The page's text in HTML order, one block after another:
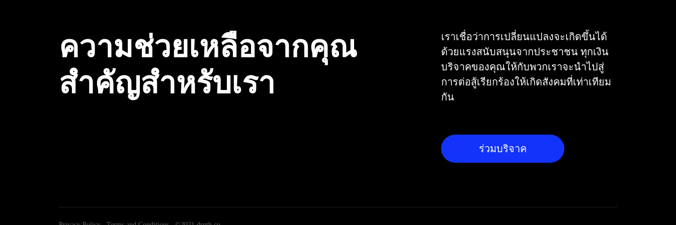
ความช่วยเหลือจากคุณ
สำคัญสำหรับเรา
เราเชื่อว่าการเปลี่ยนแปลงจะเกิดขึ้นได้
ด้วยแรงสนับสนุนจากประชาชน ทุกเงิน
บริจาคของคุณให้กับพวกเราจะนำไปสู่
การต่อสู้เรียกร้องให้เกิดสังคมที่เท่าเทียม
กัน
ร่วมบริจาค